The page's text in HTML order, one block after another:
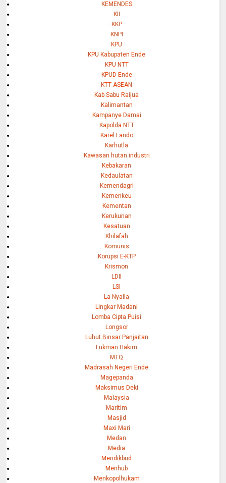
KEMENDES
KII
KKP
KNPI
KPU
KPU Kabupaten Ende
KPU NTT
KPUD Ende
KTT ASEAN
Kab Sabu Raijua
Kalimantan
Kampanye Damai
Kapolda NTT
Karel Lando
Karhutla
Kawasan hutan industri
Kebakaran
Kedaulatan
Kemendagri
Kemenkeu
Kementan
Kerukunan
Kesatuan
Khilafah
Komunis
Korupsi E-KTP
Krismon
LDII
LSI
La Nyalla
Lingkar Madani
Lomba Cipta Puisi
Longsor
Luhut Binsar Panjaitan
Lukman Hakim
MTQ
Madrasah Negeri Ende
Magepanda
Maksimus Deki
Malaysia
Maritim
Masjid
Maxi Mari
Medan
Media
Mendikbud
Menhub
Menkopolhukam